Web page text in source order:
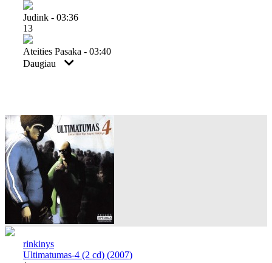
Judink - 03:36
13
Ateities Pasaka - 03:40
Daugiau
rinkinys
Ultimatumas-4 (2 cd) (2007)